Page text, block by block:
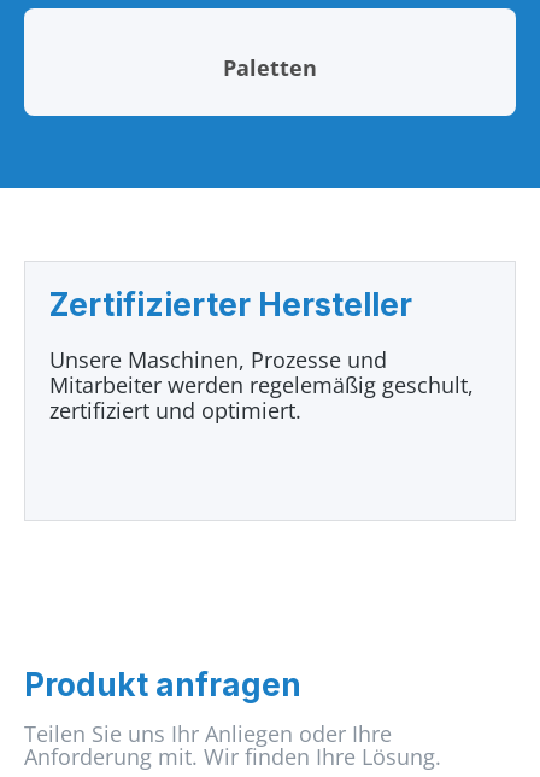
Paletten
Zertifizierter Hersteller
Unsere Maschinen, Prozesse und
Mitarbeiter werden regelemäßig geschult,
zertifiziert und optimiert.
Produkt anfragen
Teilen Sie uns Ihr Anliegen oder Ihre
Anforderung mit. Wir finden Ihre Lösung.